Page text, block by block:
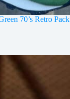
70’s Retro Pack